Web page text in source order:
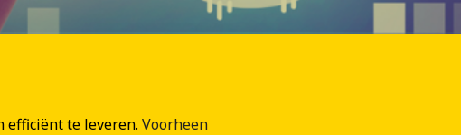
efficiënt te leveren.Voorheen